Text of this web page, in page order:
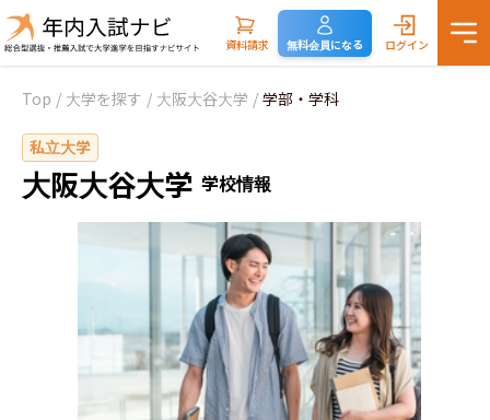
資料請求 無料会員になる ログイン
Top / 大学を探す / 大阪大谷大学 / 学部・学科
私立大学
大阪大谷大学 学校情報